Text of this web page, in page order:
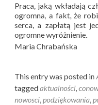
Praca, jaką wkładają
ogromna, a fakt, że
serca, a zapłatą jest
ogromne wyróżnienie.
Maria Chrabańska
This entry was posted in
taggedaktualności,
nowosci,podziękowania,